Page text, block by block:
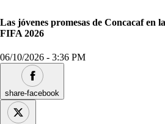
Las jóvenes promesas de Concacaf en
FIFA 2026
06/10/2026 - 3:36 PM
share-facebook